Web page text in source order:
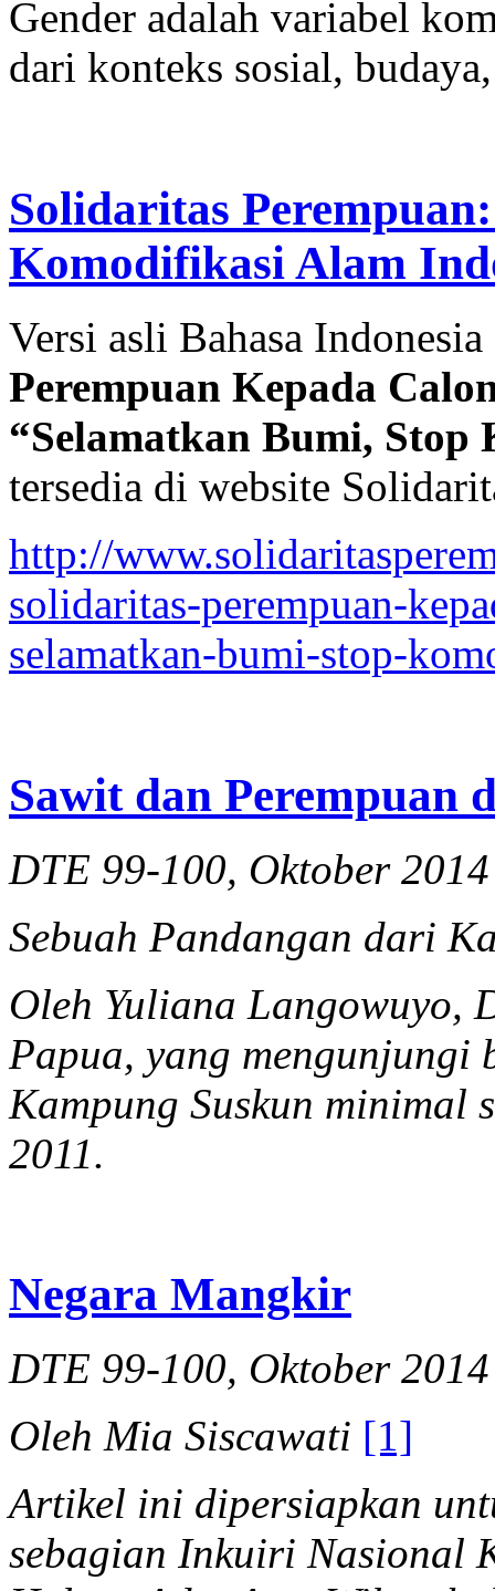
Gender adalah variabel
dari konteks sosial,
Solidaritas
Komodifikasi Alam
Versi asli Bahasa
Perempuan Kepada
“Selamatkan Bumi,
tersedia di website
http://
solidaritas-perempuan-
selamatkan-bumi-stop-
Sawit dan Perempuan
DTE 99-100, Oktober 2014
Sebuah Pandangan dari
Oleh Yuliana Langowuyo,
Papua, yang mengunjungi
Kampung Suskun minimal
2011.
Negara Mangkir
DTE 99-100, Oktober 2014
Oleh Mia Siscawati [1]
Artikel ini dipersiapkan
sebagian Inkuiri Nasional